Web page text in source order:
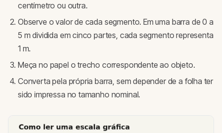
centímetro ou outra.
Observe o valor de cada segmento. Em uma barra de 0 a
5 m dividida em cinco partes, cada segmento representa
1 m.
Meça no papel o trecho correspondente ao objeto.
Converta pela própria barra, sem depender de a folha ter
sido impressa no tamanho nominal.